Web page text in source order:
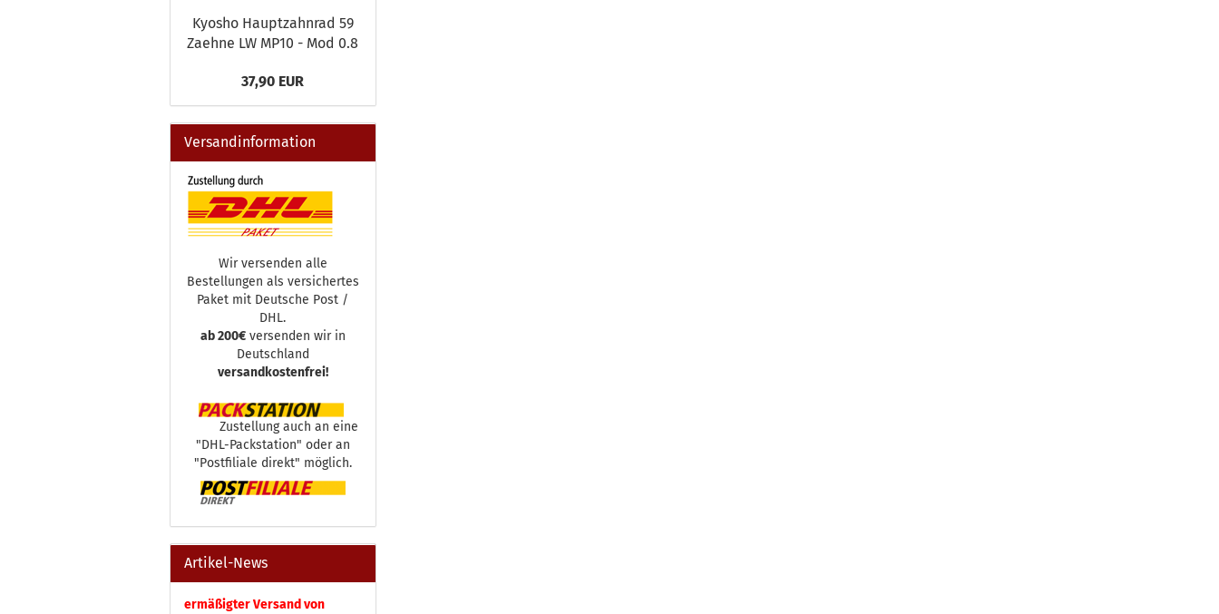
Kyosho Hauptzahnrad 59
Zaehne LW MP10 - Mod 0.8
37,90 EUR
Versandinformation
Wir versenden alle
Bestellungen als versichertes
Paket mit Deutsche Post /
DHL.
ab 200€versenden wir in
Deutschland
versandkostenfrei!
Zustellung auch an eine
"DHL-Packstation" oder an
"Postfiliale direkt" möglich.
Artikel-News
ermäßigter Versand von